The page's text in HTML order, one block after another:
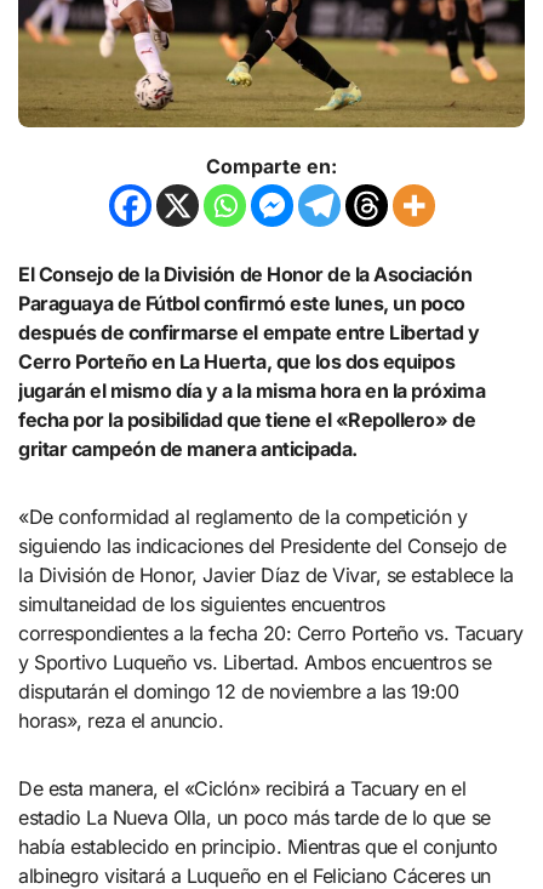
Comparte en:
El Consejo de la División de Honor de la Asociación
Paraguaya de Fútbol confirmó este lunes, un poco
después de confirmarse el empate entre Libertad y
Cerro Porteño en La Huerta, que los dos equipos
jugarán el mismo día y a la misma hora en la próxima
fecha por la posibilidad que tiene el «Repollero» de
gritar campeón de manera anticipada.
«De conformidad al reglamento de la competición y
siguiendo las indicaciones del Presidente del Consejo de
la División de Honor, Javier Díaz de Vivar, se establece la
simultaneidad de los siguientes encuentros
correspondientes a la fecha 20: Cerro Porteño vs. Tacuary
y Sportivo Luqueño vs. Libertad. Ambos encuentros se
disputarán el domingo 12 de noviembre a las 19:00
horas», reza el anuncio.
De esta manera, el «Ciclón» recibirá a Tacuary en el
estadio La Nueva Olla, un poco más tarde de lo que se
había establecido en principio. Mientras que el conjunto
albinegro visitará a Luqueño en el Feliciano Cáceres un